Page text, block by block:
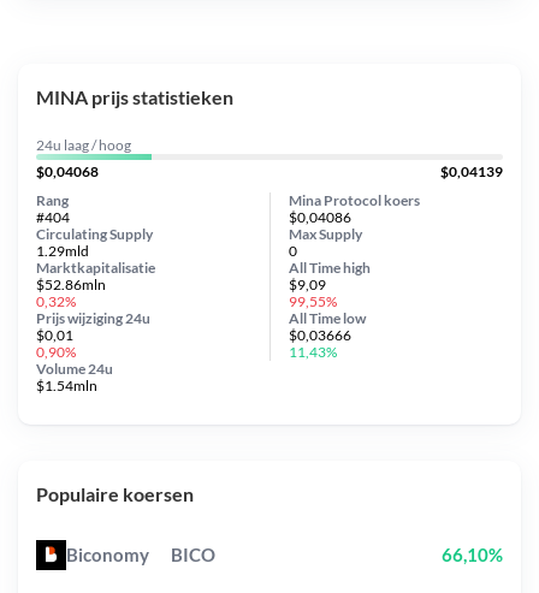
MINA prijs statistieken
24u laag / hoog
$0,04068
$0,04139
Mina Protocol koers
$0,04086
Circulating Supply
1.29mld
Prijs wijziging 24u
$0,01
0,90%
Max Supply
0
Marktkapitalisatie
$52.86mln
0,32%
Volume 24u
$1.54mln
Rang
#404
All Timehigh
$9,09
99,55%
All Time low
$0,03666
11,43%
Populaire koersen
Biconomy BICO 66,10%